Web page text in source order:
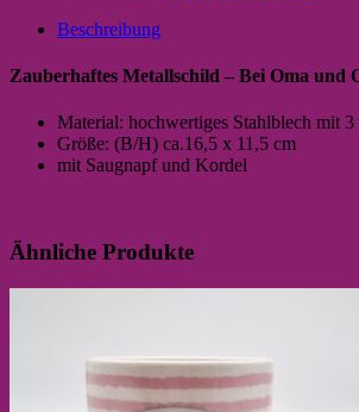
Beschreibung
Zauberhaftes Metallschild – Bei Oma und
Material: hochwertiges Stahlblech mit
Größe: (B/H) ca.16,5 x 11,5 cm
mit Saugnapf und Kordel
Ähnliche Produkte